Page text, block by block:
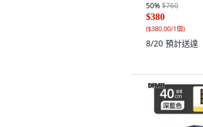
50%$760
$380
($380.00/1個)
8/20 預計送達